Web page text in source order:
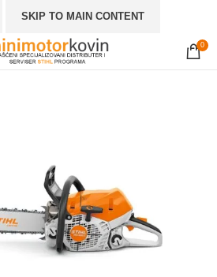
SKIP TO MAIN CONTENT
0